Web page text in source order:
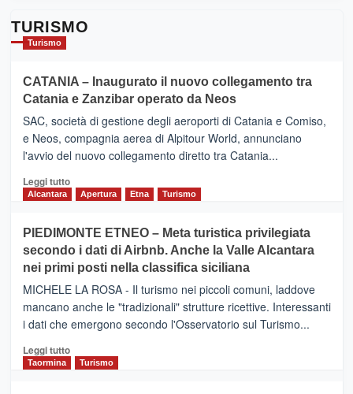
TURISMO
Turismo
CATANIA – Inaugurato il nuovo collegamento tra
Catania e Zanzibar operato da Neos
SAC, società di gestione degli aeroporti di Catania e Comiso,
e Neos, compagnia aerea di Alpitour World, annunciano
l'avvio del nuovo collegamento diretto tra Catania...
Leggi tuttoLeggi
CATANIA
–
Inaugurato
il
nuovo
collegamento
tra
e
Zanzibar
Alcantara Apertura Etna Turismo
PIEDIMONTE ETNEO – Meta turistica privilegiata
secondo i dati di Airbnb. Anche la Valle Alcantara
nei primi posti nella classifica siciliana
MICHELE LA ROSA - Il turismo nei piccoli comuni, laddove
mancano anche le "tradizionali" strutture ricettive. Interessanti
i dati che emergono secondo l'Osservatorio sul Turismo...
Leggi tuttoLeggi
Taormina Turismo